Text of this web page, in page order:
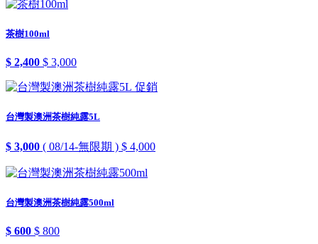
茶樹100ml
$ 2,400 $ 3,000
促銷
台灣製澳洲茶樹純露5L
$ 3,000 ( 08/14-無限期 ) $ 4,000
台灣製澳洲茶樹純露500ml
$ 600 $ 800